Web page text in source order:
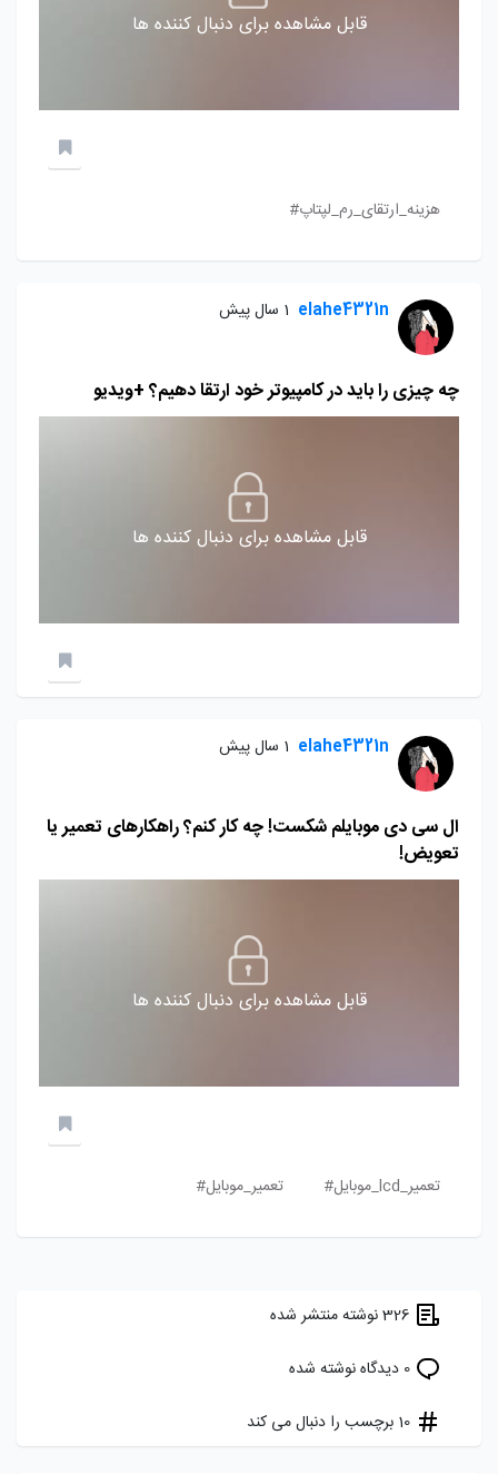
قابل مشاهده برای دنبال کننده ها
هزینه_ارتقای_رم_لپتاپ#
elahe4321n 1 سال پیش
چه چیزی را باید در کامپیوتر خود ارتقا دهیم؟ +ویدیو
قابل مشاهده برای دنبال کننده ها
elahe4321n 1 سال پیش
ال سی دی موبایلم شکست! چه کار کنم؟ راهکارهای تعمیر یا
تعویض!
قابل مشاهده برای دنبال کننده ها
تعمیر_lcd_موبایل# تعمیر_موبایل#